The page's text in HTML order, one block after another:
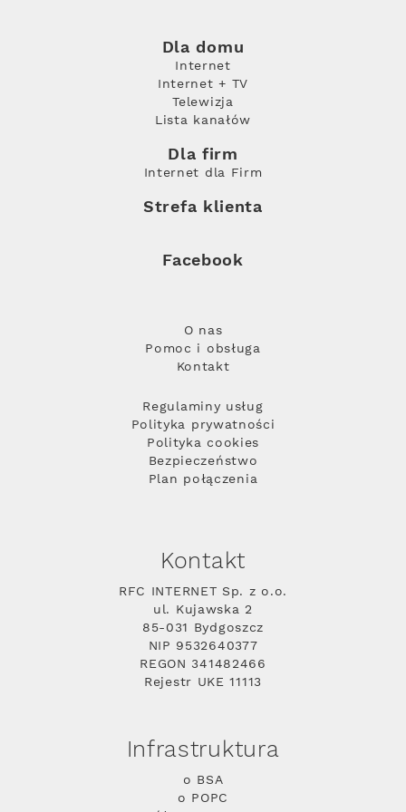
Dla domu
Internet
Internet + TV
Telewizja
Lista kanałów
Dla firm
Internet dla Firm
Strefa klienta
Facebook
O nas
Pomoc i obsługa
Kontakt
Regulaminy usług
Polityka prywatności
Polityka cookies
Bezpieczeństwo
Plan połączenia
Kontakt
RFC INTERNET Sp. z o.o.
ul. Kujawska 2
85-031 Bydgoszcz
NIP 9532640377
REGON 341482466
Rejestr UKE 11113
Infrastruktura
o BSA
o POPC